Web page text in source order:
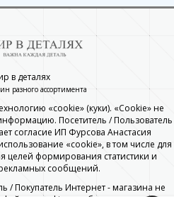
в деталях
разного ассортимента
«cookie» (куки). «Cookie» не
Посетитель / Пользователь
согласие ИП Фурсова Анастасия
«cookie», в том числе для
целей формирования статистики и
сообщений.
/ Покупатель Интернет - магазина не